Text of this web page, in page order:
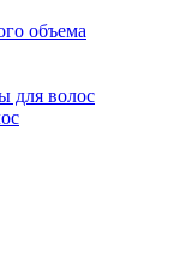
объема
для волос